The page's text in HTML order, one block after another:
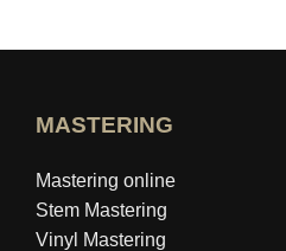
MASTERING
Mastering online
Stem Mastering
Vinyl Mastering